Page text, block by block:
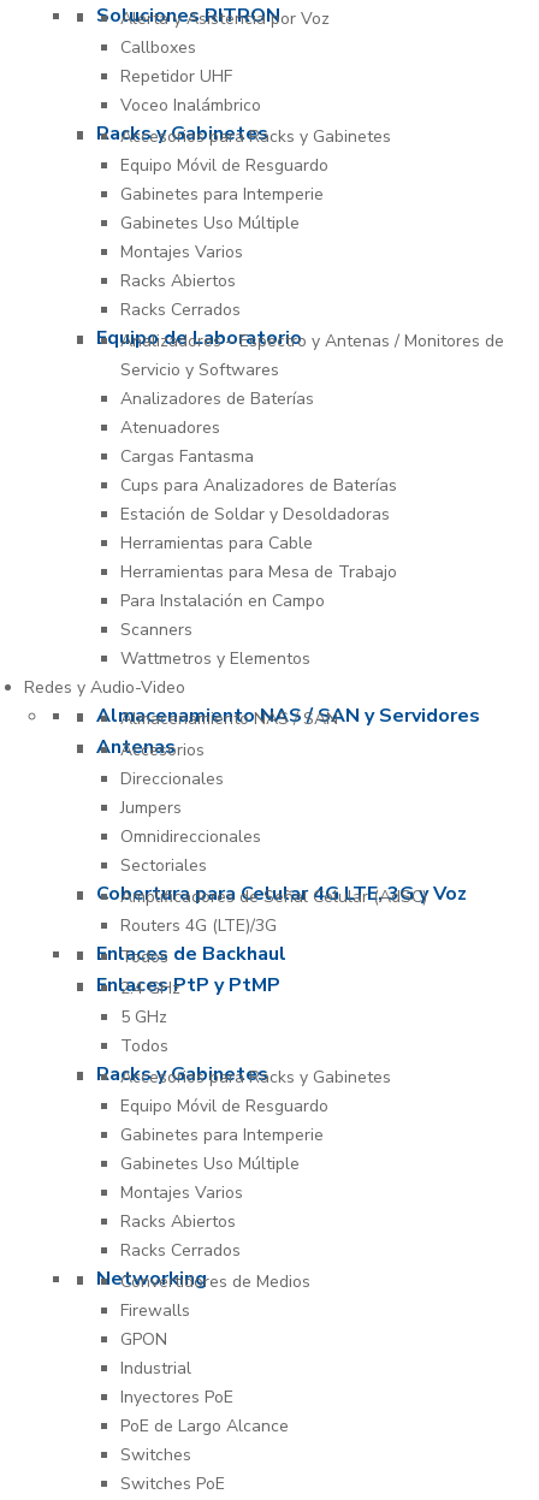
Soluciones RITRON
Alerta y Asistencia por Voz
Callboxes
Repetidor UHF
Voceo Inalámbrico
Racks y Gabinetes
Accesorios para Racks y Gabinetes
Equipo Móvil de Resguardo
Gabinetes para Intemperie
Gabinetes Uso Múltiple
Montajes Varios
Racks Abiertos
Racks Cerrados
Equipo de Laboratorio
Analizadores – Espectro y Antenas / Monitores de
Servicio y Softwares
Analizadores de Baterías
Atenuadores
Cargas Fantasma
Cups para Analizadores de Baterías
Estación de Soldar y Desoldadoras
Herramientas para Cable
Herramientas para Mesa de Trabajo
Para Instalación en Campo
Scanners
Wattmetros y Elementos
Redes y Audio-Video
Almacenamiento NAS / SAN y Servidores
Almacenamiento NAS / SAN
Antenas
Accesorios
Direccionales
Jumpers
Omnidireccionales
Sectoriales
Cobertura para Celular 4G LTE, 3G y Voz
Amplificadores de Señal Celular (AdSC)
Routers 4G (LTE)/3G
Enlaces de Backhaul
Todos
Enlaces PtP y PtMP
2.4 GHz
5 GHz
Todos
Racks y Gabinetes
Accesorios para Racks y Gabinetes
Equipo Móvil de Resguardo
Gabinetes para Intemperie
Gabinetes Uso Múltiple
Montajes Varios
Racks Abiertos
Racks Cerrados
Networking
Convertidores de Medios
Firewalls
GPON
Industrial
Inyectores PoE
PoE de Largo Alcance
Switches
Switches PoE